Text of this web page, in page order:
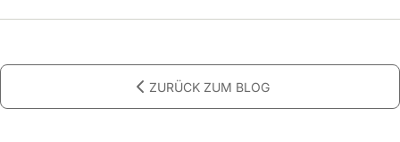
ZURÜCK ZUM BLOG